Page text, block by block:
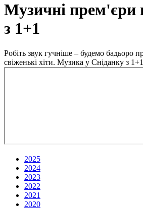
Музичні прем'єри
з 1+1
Робіть звук гучніше – будемо бадьоро
свіженькі хіти. Музика у Сніданку з
2025
2024
2023
2022
2021
2020